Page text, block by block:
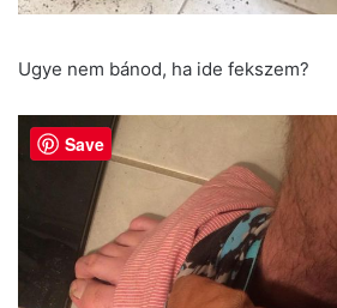
Ugye nem bánod, ha ide fekszem?
Save